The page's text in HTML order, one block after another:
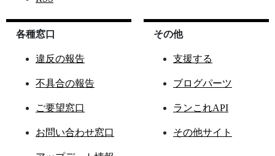
各種窓口
違反の報告
不具合の報告
ご要望窓口
お問い合わせ窓口
その他
支援する
ブログパーツ
ランこれAPI
その他サイト